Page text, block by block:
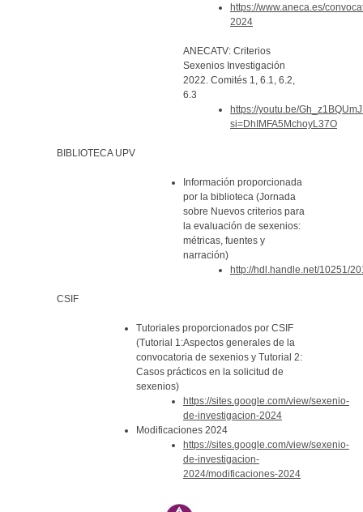
https://www.aneca.es/
2024
ANECATV: Criterios
Sexenios Investigación
2022. Comités 1, 6.1, 6.2,
6.3
https://youtu.be/
si=DhIMFA5MchoyL37O
BIBLIOTECA UPV
Información proporcionada
por la biblioteca (Jornada
sobre Nuevos criterios para
la evaluación de sexenios:
métricas, fuentes y
narración)
http://hdl.handle.net/10251/
CSIF
Tutoriales proporcionados por CSIF
(Tutorial 1:Aspectos generales de la
convocatoria de sexenios y Tutorial 2:
Casos prácticos en la solicitud de
sexenios)
https://sites.google.com/view/sexenio-
de-investigacion-2024
Modificaciones 2024
https://sites.google.com/view/sexenio-
de-investigacion-
2024/modificaciones-2024